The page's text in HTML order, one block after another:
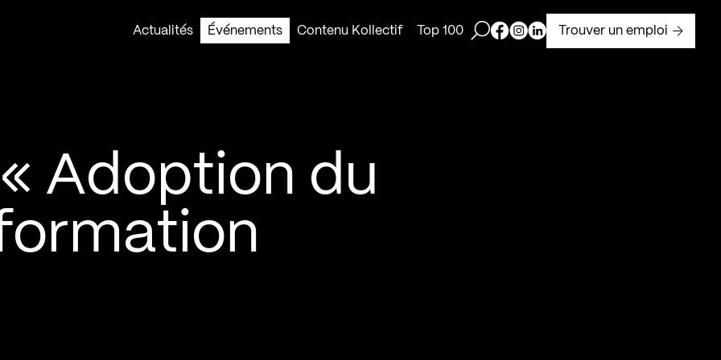
Actualités
Événements Contenu Kollectif Top 100 Ouvrir la barre de recherche
Page Facebook de Kollectif
Page Instagram de Kollectif
Page Linkedin de Kollectif
Trouver un emploi
Adoption du